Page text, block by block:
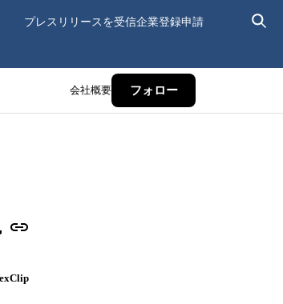
プレスリリースを受信企業登録申請
会社概要 フォロー